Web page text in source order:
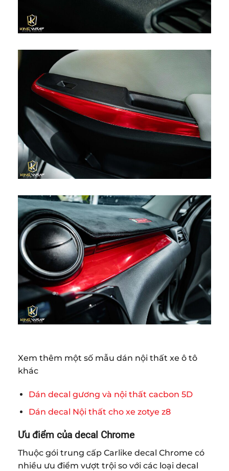
Xem thêm một số mẫu dán nội thất xe ô tô
khác
Dán decal gương và nội thất cacbon 5D
Dán decal Nội thất cho xe zotye z8
Ưu điểm của decal Chrome
Thuộc gói trung cấp Carlike decal Chrome có
nhiều ưu điểm vượt trội so với các loại decal